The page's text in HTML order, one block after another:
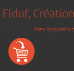
Elduf,
.................. Mes